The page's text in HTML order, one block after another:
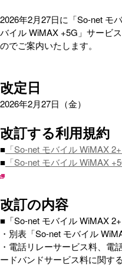
2026年2月27日に「So-net モ
バイル WiMAX +5G」サービ
のでご案内いたします。
改定日
2026年2月27日（金）
改訂する利用規約
■ 「So-net モバイル WiMAX
■ 「So-net モバイル WiMAX
改訂の内容
■「So-net モバイル WiMAX
・別表「So-net モバイル
・電話リレーサービス料、電
ードバンドサービス料に関す